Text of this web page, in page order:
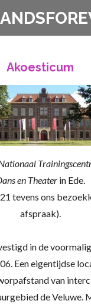
Akoesticum
en Theaterin Ede.
tevens ons
afspraak).
in de
Een eigentijdse
van
de Veluwe.